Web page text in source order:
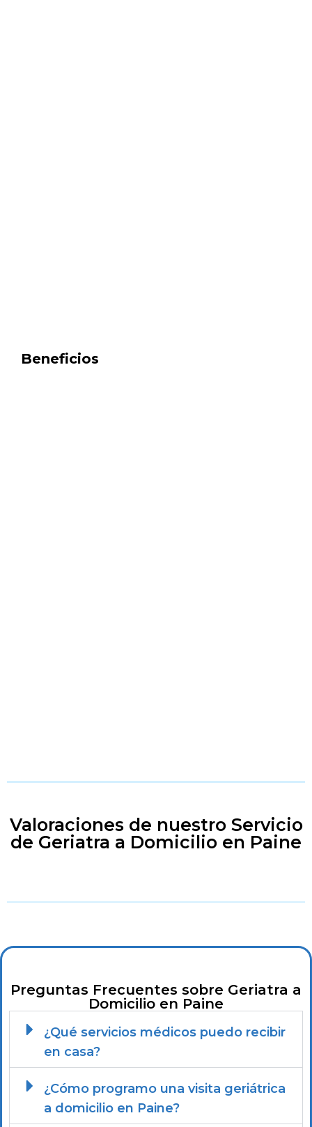
Beneficios
Valoraciones de nuestro Servicio
de Geriatra a Domicilio en Paine
Preguntas Frecuentes sobre Geriatra a
Domicilio en Paine
¿Qué servicios médicos puedo recibir
en casa?
¿Cómo programo una visita geriátrica
a domicilio en Paine?